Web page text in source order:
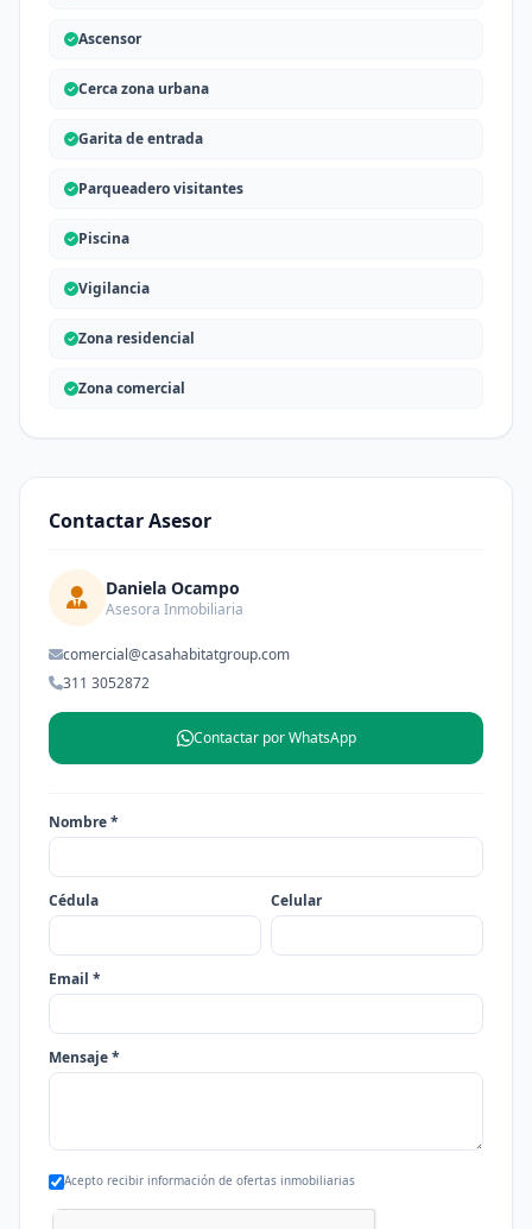
Ascensor
Cerca zona urbana
Garita de entrada
Parqueadero visitantes
Piscina
Vigilancia
Zona residencial
Zona comercial
Contactar Asesor
Daniela Ocampo
Asesora Inmobiliaria
comercial@casahabitatgroup.com
311 3052872
Contactar por WhatsApp
Nombre *
Cédula Celular
Email *
Mensaje *
Acepto recibir información de ofertas inmobiliarias